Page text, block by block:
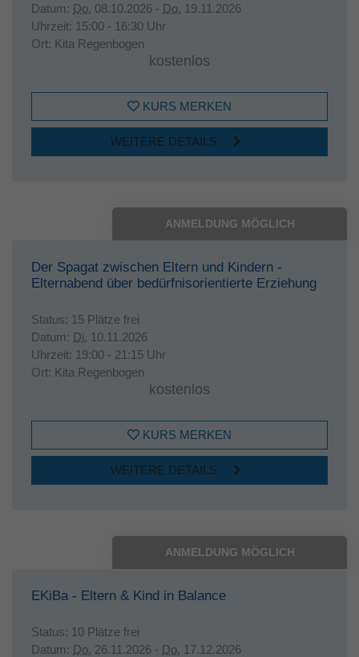
Datum: Do. 08.10.2026 - Do. 19.11.2026
Uhrzeit: 15:00 - 16:30 Uhr
Ort: Kita Regenbogen
kostenlos
KURS MERKEN
WEITERE DETAILS
ANMELDUNG MÖGLICH
Der Spagat zwischen Eltern und Kindern -
Elternabend über bedürfnisorientierte Erziehung
Status: 15 Plätze frei
Datum: Di. 10.11.2026
Uhrzeit: 19:00 - 21:15 Uhr
Ort: Kita Regenbogen
kostenlos
KURS MERKEN
WEITERE DETAILS
ANMELDUNG MÖGLICH
EKiBa - Eltern & Kind in Balance
Status: 10 Plätze frei
Datum: Do. 26.11.2026 - Do. 17.12.2026